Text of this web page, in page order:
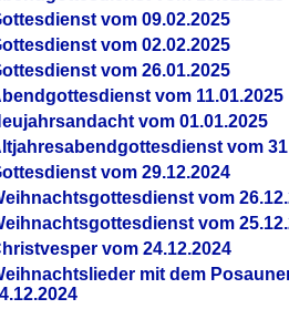
vom 09.02.2025
vom 02.02.2025
vom 26.01.2025
vom 11.01.2025
vom 01.01.2025
vom
vom 29.12.2024
vom
vom
vom 24.12.2024
mit dem